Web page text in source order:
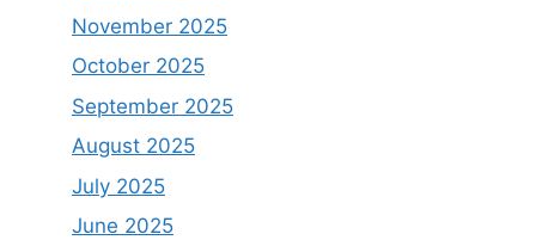
November 2025
October 2025
September 2025
August 2025
July 2025
June 2025